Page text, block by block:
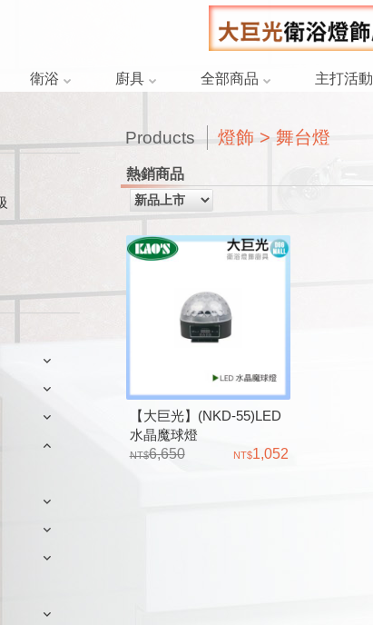
衛浴 廚具 全部商品 主打活動
Products 燈飾 > 舞台燈
熱銷商品
【大巨光】(NKD-55)LED
水晶魔球燈
6,650
1,052